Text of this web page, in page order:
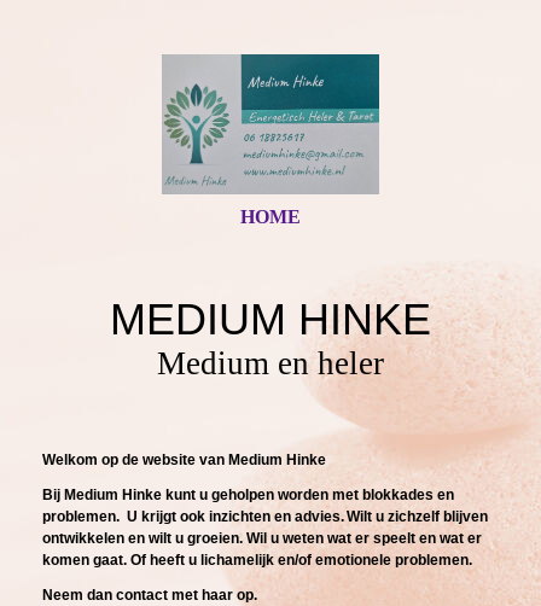
HOME
MEDIUM HINKE
Medium en heler
Welkom op de website van Medium Hinke
Bij Medium Hinke kunt u geholpen worden met blokkades en
problemen. U krijgt ook inzichten en advies.Wilt u zichzelf blijven
ontwikkelen en wilt u groeien. Wil u weten wat er speelt en wat er
komen gaat. Of heeft u lichamelijk en/of emotionele problemen.
Neem dan contact met haar op.